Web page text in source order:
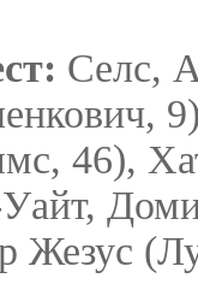
Селс,
46),
Жезус